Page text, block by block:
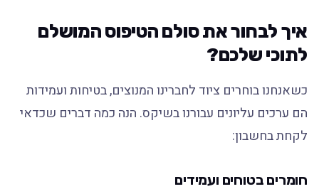
איך לבחור את סולם הטיפוס המושלם
לתוכי שלכם?
כשאנחנו בוחרים ציוד לחברינו המנוצים, בטיחות ועמידות
הם ערכים עליונים עבורנו בשיקס. הנה כמה דברים שכדאי
לקחת בחשבון:
חומרים בטוחים ועמידים